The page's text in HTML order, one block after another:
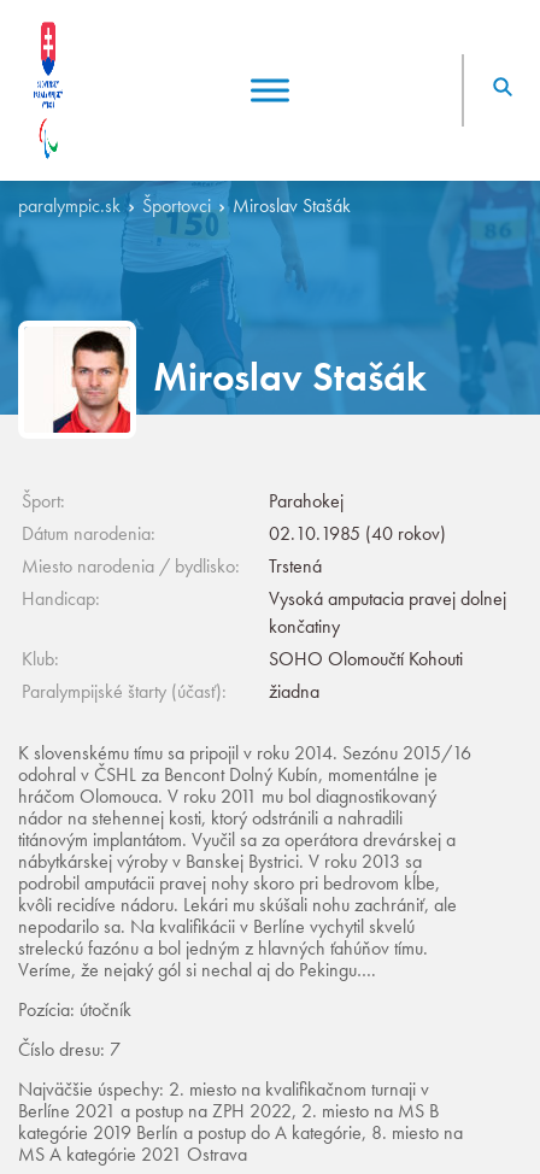
paralympic.sk Športovci Miroslav Stašák
Miroslav Stašák
Šport:
Parahokej
Dátum narodenia:
02.10.1985 (40 rokov)
Miesto narodenia / bydlisko:
Trstená
Handicap:
Vysoká amputacia pravej dolnej
končatiny
Klub:
SOHO Olomoučtí Kohouti
Paralympijské štarty (účasť):
žiadna
K slovenskému tímu sa pripojil v roku 2014. Sezónu 2015/16
odohral v ČSHL za Bencont Dolný Kubín, momentálne je
hráčom Olomouca. V roku 2011 mu bol diagnostikovaný
nádor na stehennej kosti, ktorý odstránili a nahradili
titánovým implantátom. Vyučil sa za operátora drevárskej a
nábytkárskej výroby v Banskej Bystrici. V roku 2013 sa
podrobil amputácii pravej nohy skoro pri bedrovom kĺbe,
kvôli recidíve nádoru. Lekári mu skúšali nohu zachrániť, ale
nepodarilo sa. Na kvalifikácii v Berlíne vychytil skvelú
streleckú fazónu a bol jedným z hlavných ťahúňov tímu.
Veríme, že nejaký gól si nechal aj do Pekingu….
Pozícia: útočník
Číslo dresu: 7
Najväčšie úspechy: 2. miesto na kvalifikačnom turnaji v
Berlíne 2021 a postup na ZPH 2022, 2. miesto na MS B
kategórie 2019 Berlín a postup do A kategórie, 8. miesto na
MS A kategórie 2021 Ostrava